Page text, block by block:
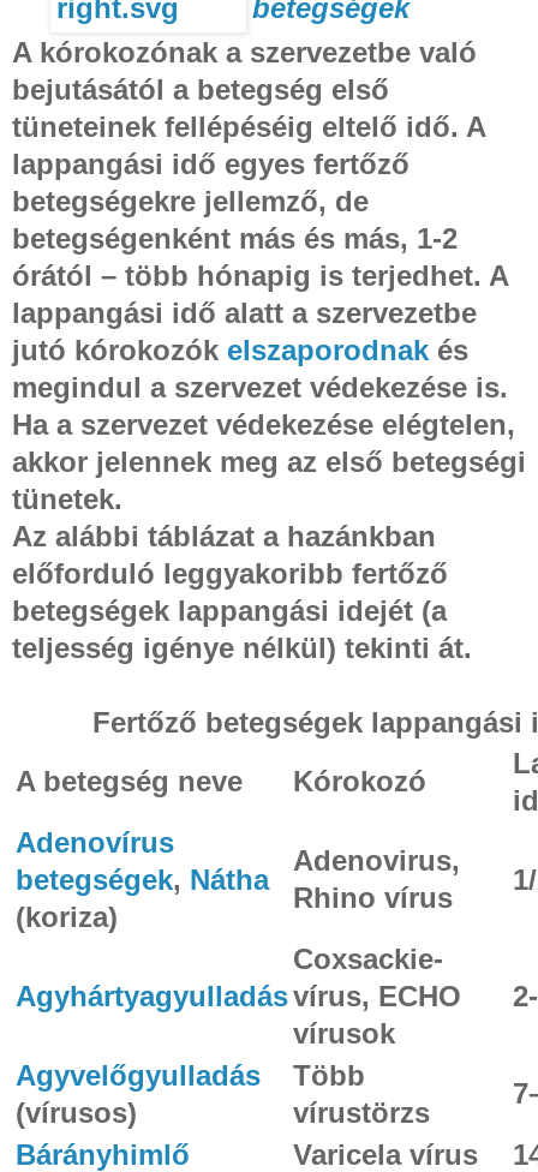
betegségek
A kórokozónak a szervezetbe való
bejutásától a betegség első
tüneteinek fellépéséig eltelő idő. A
lappangási idő egyes fertőző
betegségekre jellemző, de
betegségenként más és más, 1-2
órától – több hónapig is terjedhet. A
lappangási idő alatt a szervezetbe
jutó kórokozók elszaporodnak és
megindul a szervezet védekezése is.
Ha a szervezet védekezése elégtelen,
akkor jelennek meg az első betegségi
tünetek.
Az alábbi táblázat a hazánkban
előforduló leggyakoribb fertőző
betegségek lappangási idejét (a
teljesség igénye nélkül) tekinti át.
Fertőző betegségek lappangási
A betegség neve
Kórokozó
Adenovírus
betegségek, Nátha
(koriza)
Adenovirus,
Rhino vírus
Agyhártyagyulladás
Coxsackie-
vírus, ECHO
vírusok
Agyvelőgyulladás
(vírusos)
Több
vírustörzs
Bárányhimlő
Varicela vírus